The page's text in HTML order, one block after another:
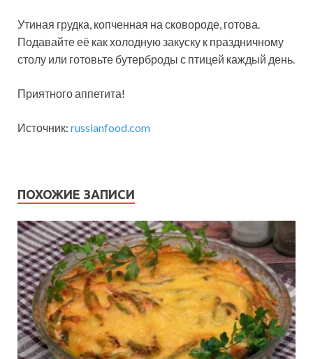
Утиная грудка, копченная на сковороде, готова.
Подавайте её как холодную закуску к праздничному
столу или готовьте бутерброды с птицей каждый день.
Приятного аппетита!
Источник: russianfood.com
ПОХОЖИЕ ЗАПИСИ